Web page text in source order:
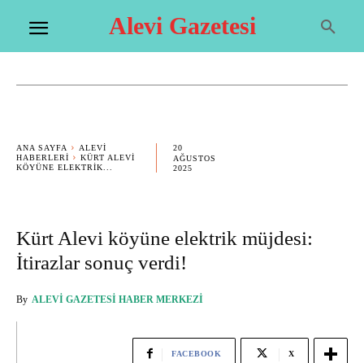
Alevi Gazetesi
ANA SAYFA
ALEVI
HABERLERI
KÜRT ALEVI
KÖYÜNE ELEKTRIK...
20
AĞUSTOS
2025
Kürt Alevi köyüne elektrik müjdesi:
İtirazlar sonuç verdi!
By ALEVI GAZETESI HABER MERKEZI
FACEBOOK X